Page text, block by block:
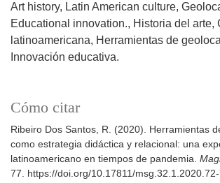
Art history Latin American culture
Educational innovation.
Historia del arte
latinoamericana
Herramientas de
Innovación educativa.
Cómo citar
Ribeiro Dos Santos, R. (2020). Herramientas
como estrategia didáctica y relacional: una
latinoamericano en tiempos de pandemia.
77. https://doi.org/10.17811/